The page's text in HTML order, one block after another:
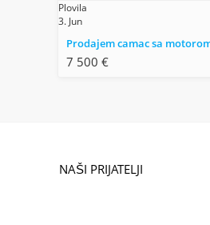
Plovila
3. Jun
7 500 €
NAŠI PRIJATELJI